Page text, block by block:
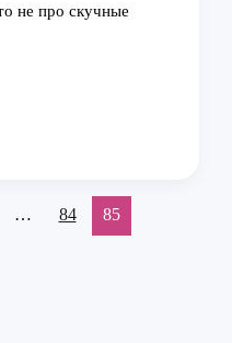
не про скучные
… 84 85